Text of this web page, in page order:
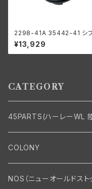
2298-41A 35442-41 シ
クラッチ ロー リバース用 ハ
レーダビッドソン 1941-73年
WL G
¥13,929
CATEGORY
45PARTS(ハーレーWL
エンジン
エンジン・シリンダーヘッド
マフラー・インテーク・キャ
COLONY
Bolt・Nut
NOS（ニューオールドスト